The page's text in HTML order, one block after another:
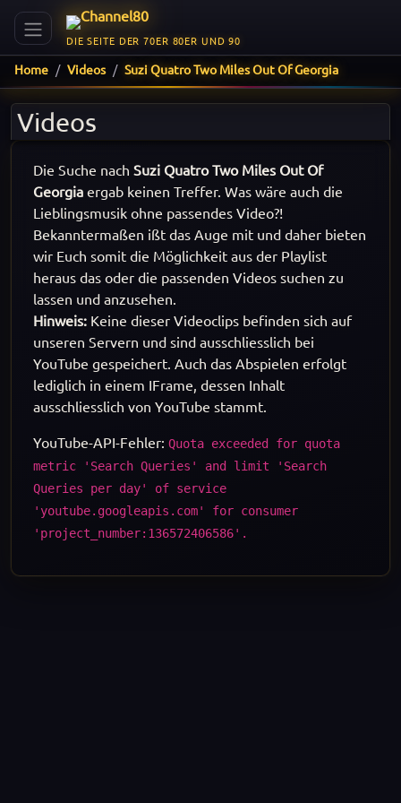
DIE SEITE DER 70ER 80ER UND 90
Home Videos Suzi Quatro Two Miles Out Of Georgia
Videos
Die Suche nach Suzi Quatro Two Miles Out Of
Georgia ergab keinen Treffer. Was wäre auch die
Lieblingsmusik ohne passendes Video?!
Bekanntermaßen ißt das Auge mit und daher bieten
wir Euch somit die Möglichkeit aus der Playlist
heraus das oder die passenden Videos suchen zu
lassen und anzusehen.
Hinweis: Keine dieser Videoclips befinden sich auf
unseren Servern und sind ausschliesslich bei
YouTube gespeichert. Auch das Abspielen erfolgt
lediglich in einem IFrame, dessen Inhalt
ausschliesslich von YouTube stammt.
YouTube-API-Fehler: Quota exceeded for quota
metric 'Search Queries' and limit 'Search
Queries per day' of service
'youtube.googleapis.com' for consumer
'project_number:136572406586'.